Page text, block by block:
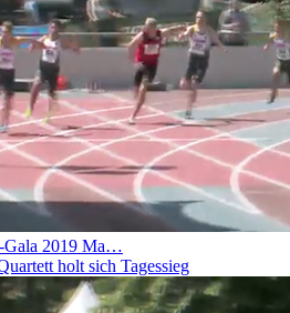
Gala 2019 Ma…
holt sich Tagessieg